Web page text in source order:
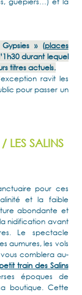
» (places
durant lequel
titres actuels.
ravit les
pour passer un
LES SALINS
pour ces
et la faible
abondante et
nidification avant
Le spectacle
aumures, les vols
comblera au-
petit train des Salins
époques de
boutique. Cette